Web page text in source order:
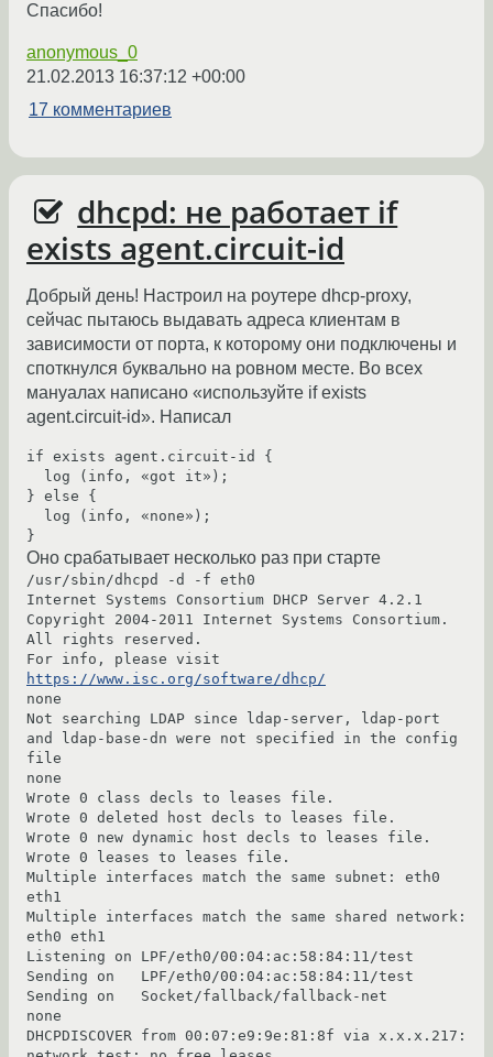
Спасибо!
anonymous_0
21.02.2013 16:37:12 +00:00
17 комментариев
dhcpd: не работает if
exists agent.circuit-id
Добрый день! Настроил на роутере dhcp-proxy,
сейчас пытаюсь выдавать адреса клиентам в
зависимости от порта, к которому они подключены и
споткнулся буквально на ровном месте. Во всех
мануалах написано «используйте if exists
agent.circuit-id». Написал
if exists agent.circuit-id {
} else {
}
Оно срабатывает несколько раз при старте
/usr/sbin/dhcpd -d -f eth0
Internet Systems Consortium DHCP Server 4.2.1
Copyright 2004-2011 Internet Systems Consortium.
All rights reserved.
https://www.isc.org/software/dhcp/
none
Not searching LDAP since ldap-server, ldap-port
and ldap-base-dn were not specified in the config
file
none
Wrote 0 class decls to leases file.
Wrote 0 deleted host decls to leases file.
Wrote 0 new dynamic host decls to leases file.
Wrote 0 leases to leases file.
Multiple interfaces match the same subnet: eth0
eth1
Multiple interfaces match the same shared network:
eth0 eth1
Listening on LPF/eth0/00:04:ac:58:84:11/test
Sending on   LPF/eth0/00:04:ac:58:84:11/test
Sending on   Socket/fallback/fallback-net
none
DHCPDISCOVER from 00:07:e9:9e:81:8f via x.x.x.217: